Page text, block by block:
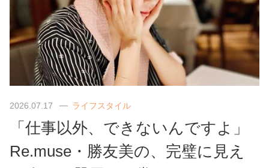
2026.07.17 ライフスタイル
「仕事以外、できないんですよ」
Re.muse・勝友美の、完璧に見え